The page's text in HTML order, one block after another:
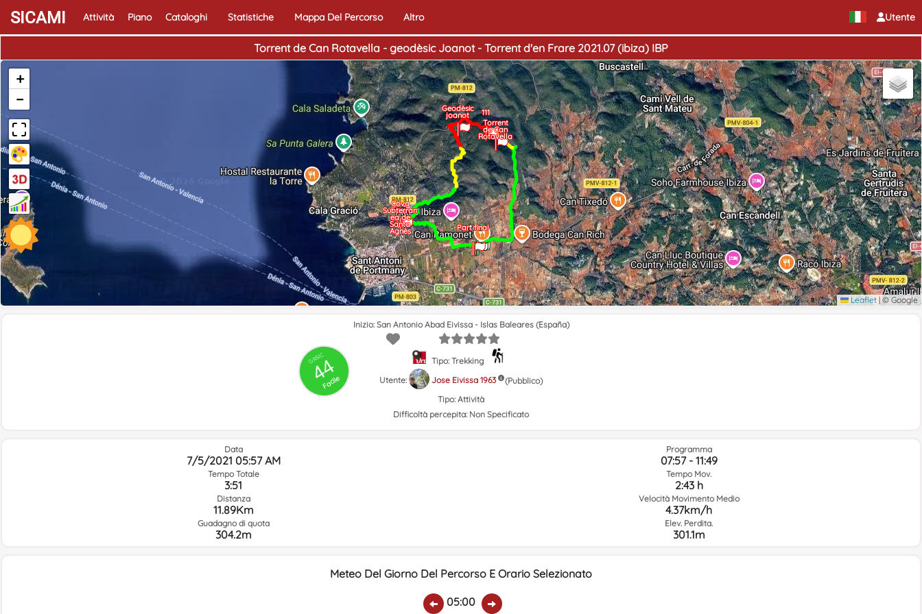
Utente
SICAMI Attività Piano Cataloghi Statistiche Mappa Del Percorso Altro
Torrent de Can Rotavella - geodèsic Joanot - Torrent d'en Frare 2021.07 (ibiza) IBP
Inizio
Fine
Torrent
de Can
Rotavella
111
Geodèsic
joanot
Cova
Subterrán
ea de
Santa
Agnès Part final
+
−
Leaflet |© Google
GRSIC
44
Facile
Inizio: San Antonio Abad Eivissa - Islas Baleares (España)
Tipo: Trekking
Utente:
Jose Eivissa 1963
(Pubblico)
Tipo: Attività
Difficoltà percepita: Non Specificato
Data
7/5/2021 05:57 AM
Tempo Totale
3:51
Distanza
11.89Km
Guadagno di quota
304.2m
Programma
07:57 - 11:49
Tempo Mov.
2:43 h
Velocità Movimento Medio
4.37km/h
Elev. Perdita.
301.1m
Meteo Del Giorno Del Percorso E Orario Selezionato
05:00